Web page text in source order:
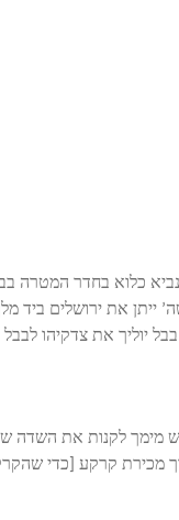
כלוא בחדר המטרה
ייתן את ירושלים ביד
יוליך את צדקיהו
מימך לקנות את השדה
מכירת קרקע [כדי